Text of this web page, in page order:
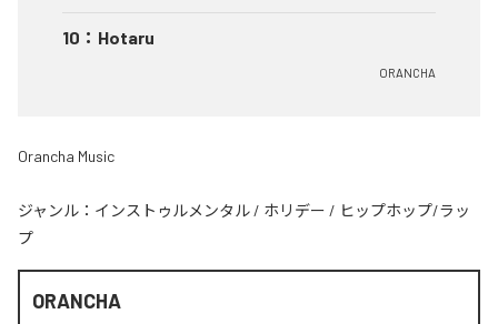
10 ： Hotaru
ORANCHA
Orancha Music
ジャンル： インストゥルメンタル / ホリデー / ヒップホップ/ラッ
プ
ORANCHA